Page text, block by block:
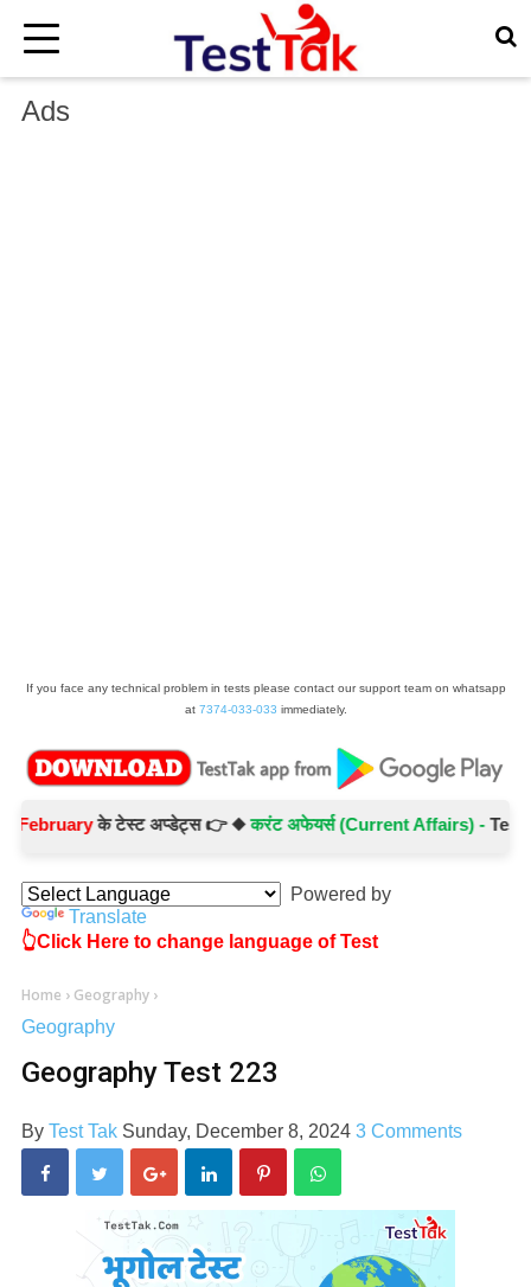
Ads
If you face any technical problem in tests please contact our support team on whatsapp
at 7374-033-033 immediately.
के टेस्ट अप्डेट्स 👉 ◆करंट अफेयर्स (Current Affairs) -Test No.-
×
Powered by
Translate
👆Click Here to change language of Test
Home › Geography ›
Geography
Geography Test 223
By Test Tak Sunday, December 8, 2024 3 Comments